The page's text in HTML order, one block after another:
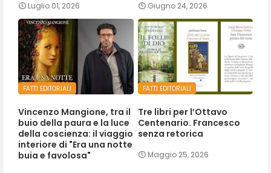
Luglio 01, 2026 Giugno 24, 2026
FATTI EDITORIALI
Vincenzo Mangione, tra il
buio della paura e la luce
della coscienza: il viaggio
interiore di "Era una notte
buia e favolosa"
FATTI EDITORIALI
Tre libri per l’Ottavo
Centenario. Francesco
senza retorica
Maggio 25, 2026